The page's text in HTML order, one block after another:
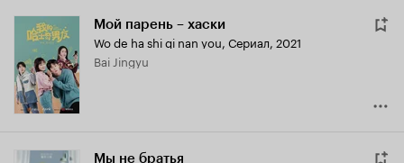
Мой парень – хаски
Wo de ha shi qi nan you, Сериал, 2021
Bai Jingyu
Мы не братья